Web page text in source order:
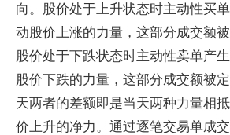
向。股价处于上升状态时主动性买
动股价上涨的力量，这部分成交额
股价处于下跌状态时主动性卖单产
股价下跌的力量，这部分成交额被
天两者的差额即是当天两种力量相
价上升的净力。通过逐笔交易单成